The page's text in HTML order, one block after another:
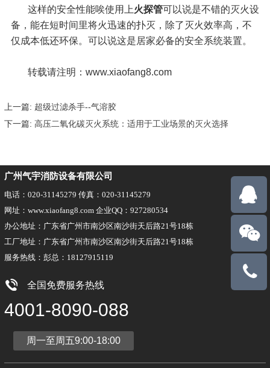
这样的安全性能唉使用上火探管可以说是不错的灭火设
备，能在短时间里将火迅速的扑灭，除了灭火效率高，不
仅成本低还环保。可以说这是居家必备的安全系统装置。
转载请注明：www.xiaofang8.com
上一篇: 超级过滤杀手--气溶胶
下一篇: 高压二氧化碳灭火系统：适用于工业场景的灭火选择
广州气宇消防设备有限公司
电话：020-31145279 传真：020-31145279
网址：www.xiaofang8.com 企业QQ：927280534
办公地址：广东省广州市南沙区南沙街天后路21号18栋
工厂地址：广东省广州市南沙区南沙街天后路21号18栋
服务热线：彭总：18127915119
全国免费服务热线
4001-8090-088
周一至周五9:00-18:00